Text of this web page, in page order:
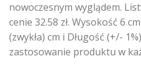
nowoczesnym wyglądem.
cenie 32.58 zł. Wysokość 6
(zwykła) cm i Długość (+/-
zastosowanie produktu w